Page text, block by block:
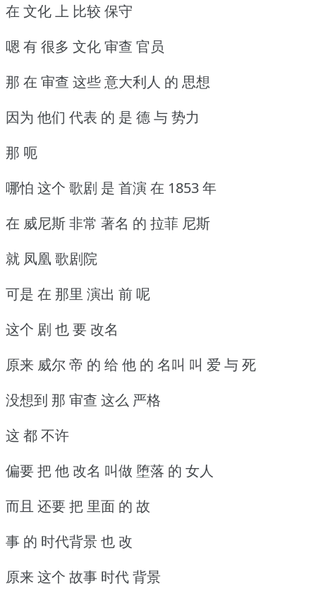
在 文化 上 比较 保守
嗯 有 很多 文化 审查 官员
那 在 审查 这些 意大利人 的 思想
因为 他们 代表 的 是 德 与 势力
那 呃
哪怕 这个 歌剧 是 首演 在 1853 年
在 威尼斯 非常 著名 的 拉菲 尼斯
就 凤凰 歌剧院
可是 在 那里 演出 前 呢
这个 剧 也 要 改名
原来 威尔 帝 的 给 他 的 名叫 叫 爱 与 死
没想到 那 审查 这么 严格
这 都 不许
偏要 把 他 改名 叫做 堕落 的 女人
而且 还要 把 里面 的 故
事 的 时代背景 也 改
原来 这个 故事 时代 背景